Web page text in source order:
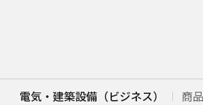
電気・建築設備（ビジネス） 商